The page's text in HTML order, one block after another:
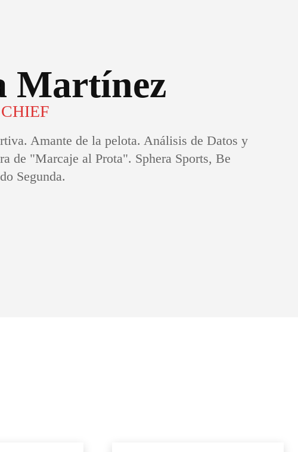
Martínez
Amante de la pelota. Análisis de Datos y
de "Marcaje al Prota". Sphera Sports, Be
Segunda.